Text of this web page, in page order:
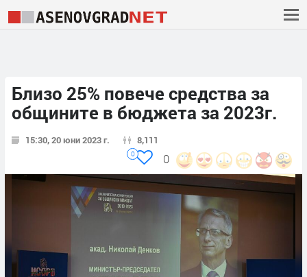
Близо 25% повече средства за
общините в бюджета за 2023г.
15:30, 20 юни 2023 г. 8,111
0
0